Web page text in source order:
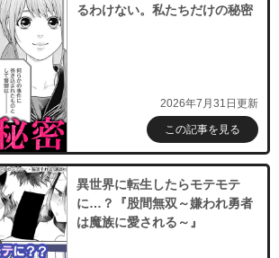
るわけない。私たちだけの秘密
2026年7月31日更新
この記事を見る
異世界に転生したらモテモテ
に…？『股間無双～嫌われ勇者
は魔族に愛される～』